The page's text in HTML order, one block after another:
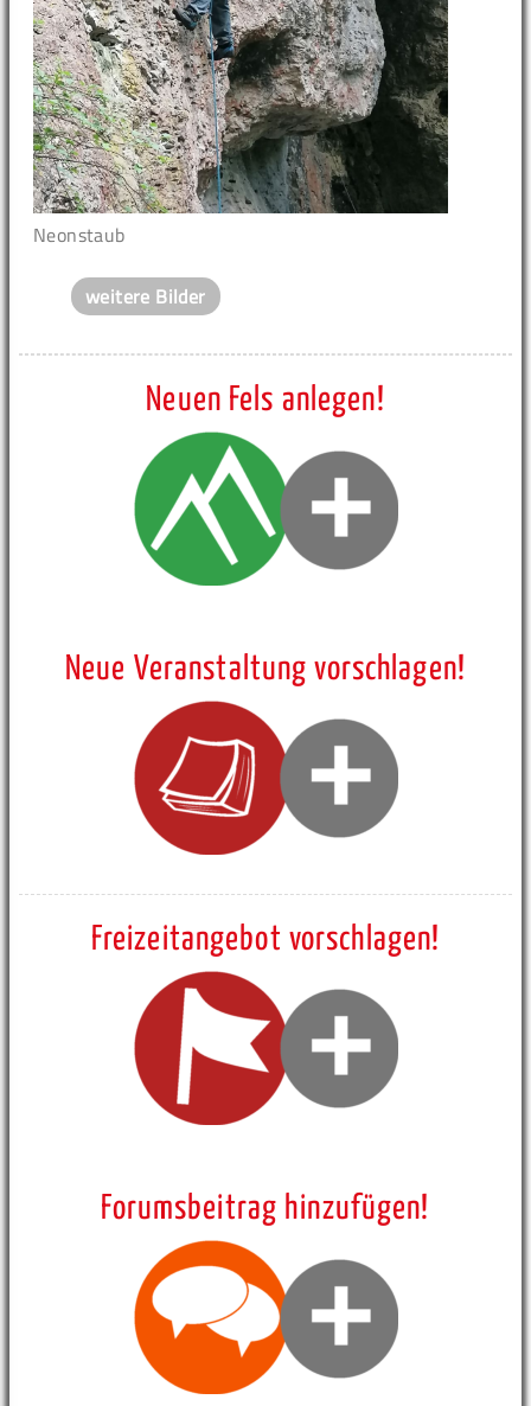
Neonstaub
weitere Bilder
Neuen Fels anlegen!
Neue Veranstaltung vorschlagen!
Freizeitangebot vorschlagen!
Forumsbeitrag hinzufügen!